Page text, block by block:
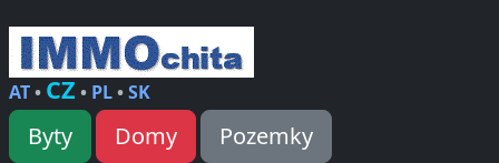
AT• CZ • PL•SK
Byty Domy
Pozemky